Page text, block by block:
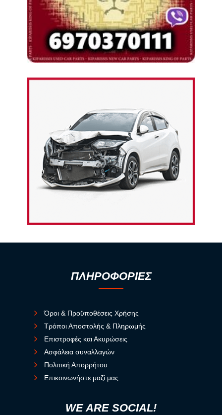
ΠΛΗΡΟΦΟΡΙΕΣ
Όροι & Προϋποθέσεις Χρήσης
Τρόποι Αποστολής & Πληρωμής
Επιστροφές και Ακυρώσεις
Ασφάλεια συναλλαγών
Πολιτική Απορρήτου
Επικοινωνήστε μαζί μας
WE ARE SOCIAL!